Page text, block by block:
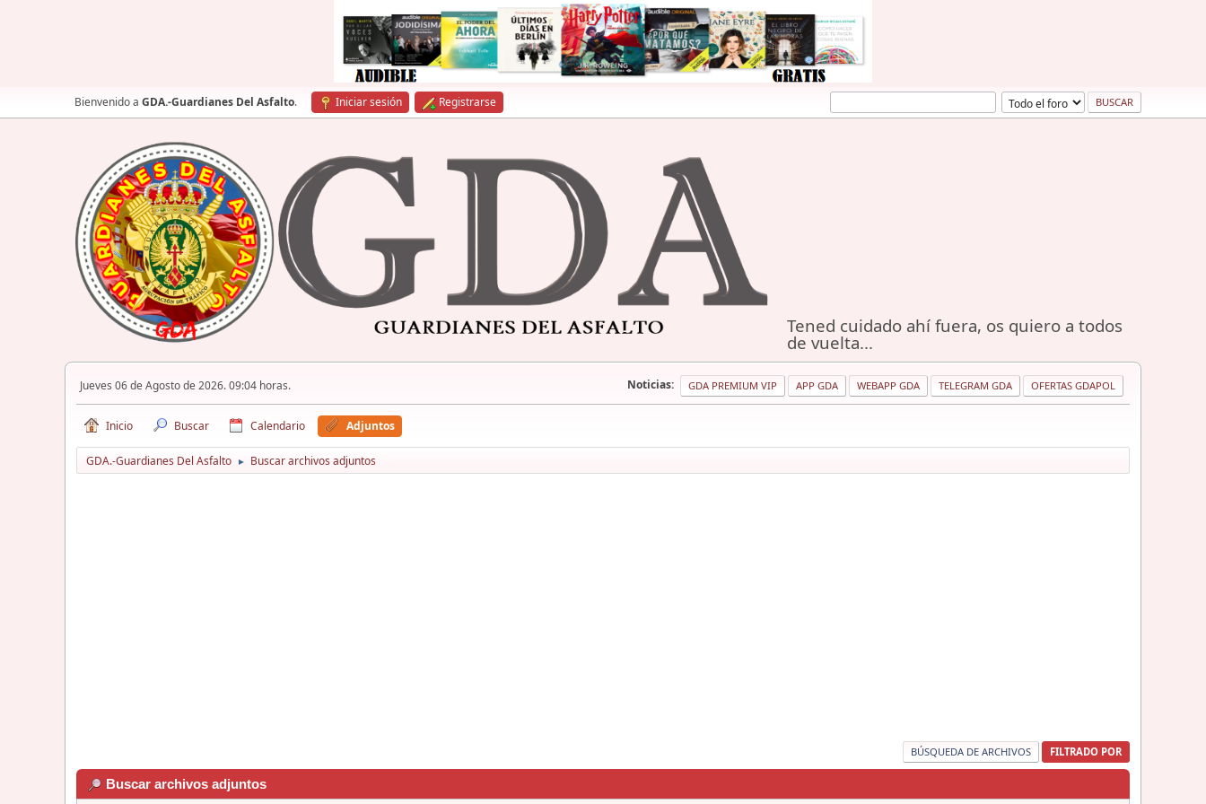
Bienvenido a GDA.-Guardianes Del Asfalto. Iniciar sesión Registrarse
Tened cuidado ahí fuera, os quiero a todos
de vuelta...
Jueves 06 de Agosto de 2026. 09:04 horas. Noticias: GDA PREMIUM VIP APP GDA WEBAPP GDA TELEGRAM GDA OFERTAS GDAPOL
Inicio Buscar Calendario Adjuntos
GDA.-Guardianes Del Asfalto ► Buscar archivos adjuntos
BÚSQUEDA DE ARCHIVOS FILTRADO POR
Buscar archivos adjuntos